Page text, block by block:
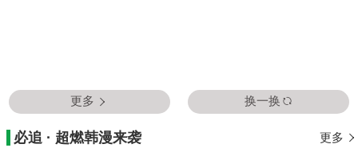
更多 换一换
必追 · 超燃韩漫来袭 更多